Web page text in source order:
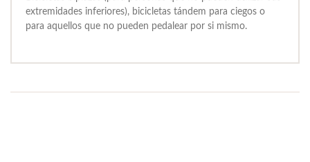
extremidades inferiores), bicicletas tándem para ciegos o
para aquellos que no pueden pedalear por si mismo.